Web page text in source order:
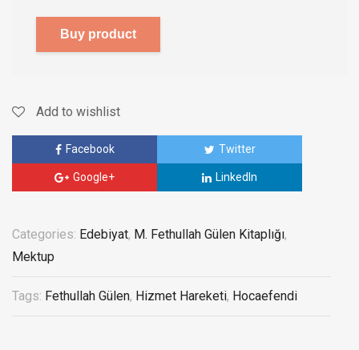
Buy product
Add to wishlist
Facebook Twitter
Google+ LinkedIn
Categories: Edebiyat, M. Fethullah Gülen Kitaplığı,
Mektup
Tags: Fethullah Gülen, Hizmet Hareketi, Hocaefendi